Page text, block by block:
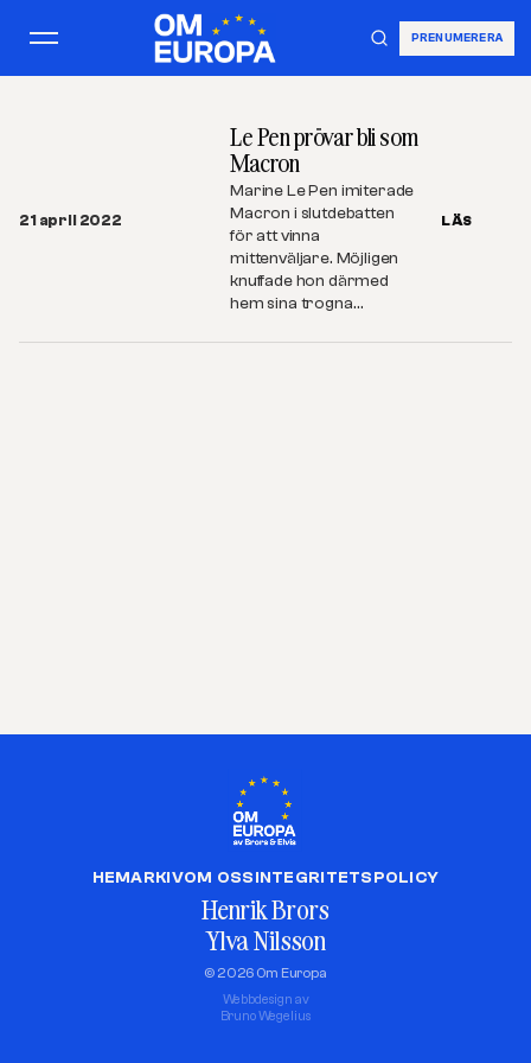
PRENUMERERA
21 april 2022
Le Pen prövar bli som
Macron
Marine Le Pen imiterade
Macron i slutdebatten
för att vinna
mittenväljare. Möjligen
knuffade hon därmed
hem sina trogna…
LÄS
HEMARKIVOM OSSINTEGRITETSPOLICY
Henrik Brors
Ylva Nilsson
© 2026 Om Europa
Webbdesign av
Bruno Wegelius